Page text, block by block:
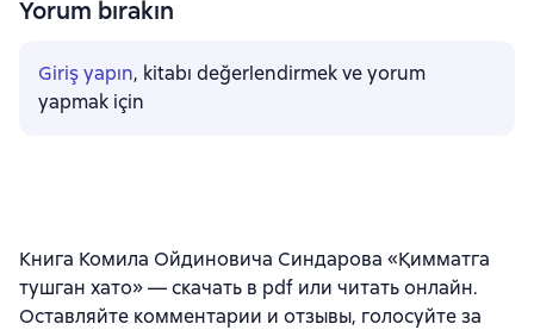
Yorum bırakın
Giriş yapın, kitabı değerlendirmek ve yorum
yapmak için
Книга Комила Ойдиновича Синдарова «Қимматга
тушган хато» — скачать в pdf или читать онлайн.
Оставляйте комментарии и отзывы, голосуйте за